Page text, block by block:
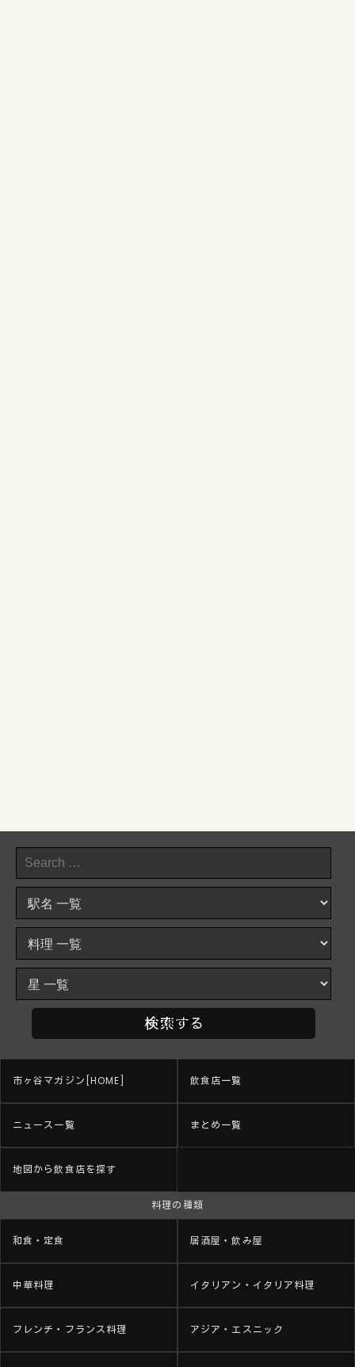
市ヶ谷マガジン[HOME] 飲食店一覧
ニュース一覧 まとめ一覧
地図から飲食店を探す
料理の種類
和食・定食 居酒屋・飲み屋
中華料理 イタリアン・イタリア料理
フレンチ・フランス料理 アジア・エスニック